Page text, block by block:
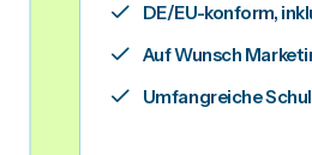
DE/EU-konform,
Auf Wunsch
Umfangreiche